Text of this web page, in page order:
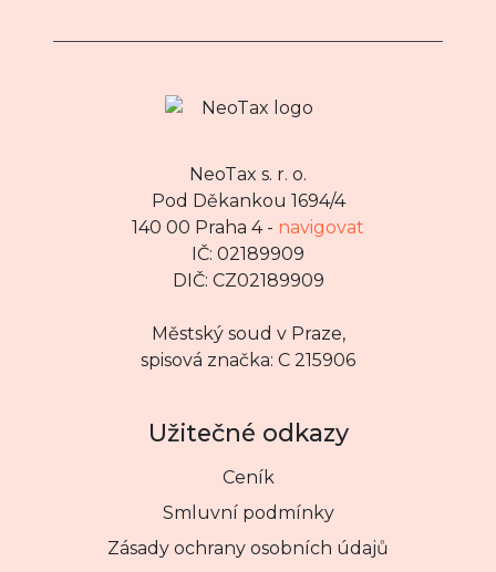
NeoTax s. r. o.
Pod Děkankou 1694/4
140 00 Praha 4 - navigovat
IČ: 02189909
DIČ: CZ02189909
Městský soud v Praze,
spisová značka: C 215906
Užitečné odkazy
Ceník
Smluvní podmínky
Zásady ochrany osobních údajů